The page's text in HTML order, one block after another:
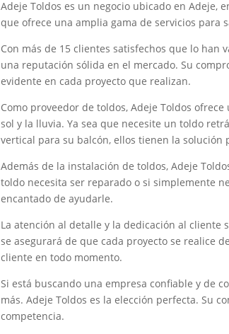
Adeje Toldos es un negocio ubicado en Adeje,
que ofrece una amplia gama de servicios para
Con más de 15 clientes satisfechos que lo han
una reputación sólida en el mercado. Su
evidente en cada proyecto que realizan.
Como proveedor de toldos, Adeje Toldos
sol y la lluvia. Ya sea que necesite un toldo
vertical para su balcón, ellos tienen la solución
Además de la instalación de toldos, Adeje
toldo necesita ser reparado o si simplemente
encantado de ayudarle.
La atención al detalle y la dedicación al cliente
se asegurará de que cada proyecto se realice
cliente en todo momento.
Si está buscando una empresa confiable y de
más. Adeje Toldos es la elección perfecta. Su
competencia.